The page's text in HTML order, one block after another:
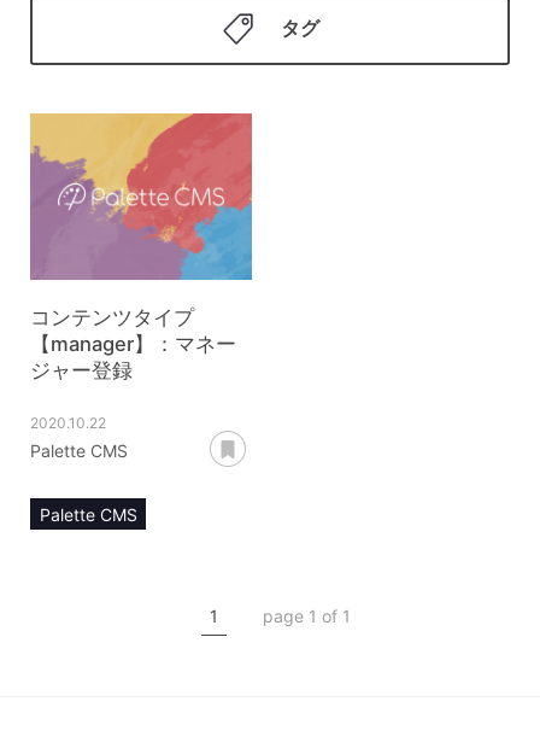
タグ
コンテンツタイプ
【manager】：マネー
ジャー登録
2020.10.22
Palette CMS
Palette CMS
コンテンツタイプ【manager】
1 page 1 of 1